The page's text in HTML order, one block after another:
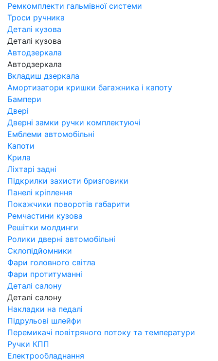
Ремкомплекти гальмівної системи
Троси ручника
Деталі кузова
Деталі кузова
Автодзеркала
Автодзеркала
Вкладиш дзеркала
Амортизатори кришки багажника і капоту
Бампери
Двері
Дверні замки ручки комплектуючі
Емблеми автомобільні
Капоти
Крила
Ліхтарі задні
Підкрилки захисти бризговики
Панелі кріплення
Покажчики поворотів габарити
Ремчастини кузова
Решітки молдинги
Ролики дверні автомобільні
Склопідйомники
Фари головного світла
Фари протитуманні
Деталі салону
Деталі салону
Накладки на педалі
Підрульові шлейфи
Перемикачі повітряного потоку та температури
Ручки КПП
Електрообладнання